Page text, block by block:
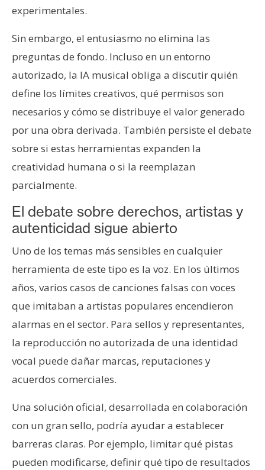
experimentales.
Sin embargo, el entusiasmo no elimina las
preguntas de fondo. Incluso en un entorno
autorizado, la IA musical obliga a discutir quién
define los límites creativos, qué permisos son
necesarios y cómo se distribuye el valor generado
por una obra derivada. También persiste el debate
sobre si estas herramientas expanden la
creatividad humana o si la reemplazan
parcialmente.
El debate sobre derechos, artistas y
autenticidad sigue abierto
Uno de los temas más sensibles en cualquier
herramienta de este tipo es la voz. En los últimos
años, varios casos de canciones falsas con voces
que imitaban a artistas populares encendieron
alarmas en el sector. Para sellos y representantes,
la reproducción no autorizada de una identidad
vocal puede dañar marcas, reputaciones y
acuerdos comerciales.
Una solución oficial, desarrollada en colaboración
con un gran sello, podría ayudar a establecer
barreras claras. Por ejemplo, limitar qué pistas
pueden modificarse, definir qué tipo de resultados